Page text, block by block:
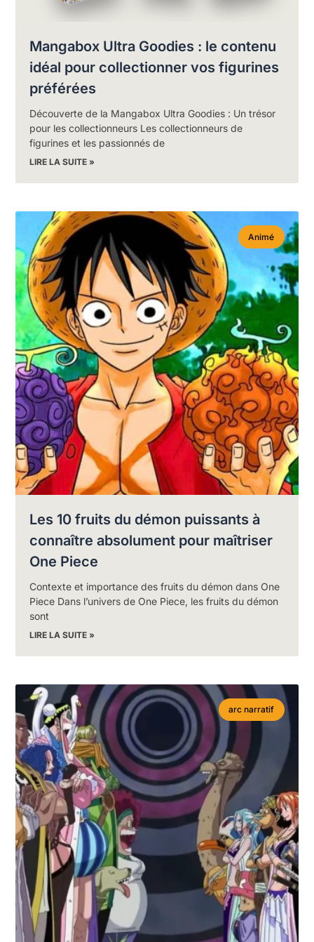
Mangabox Ultra Goodies : le contenu
idéal pour collectionner vos figurines
préférées
Découverte de la Mangabox Ultra Goodies : Un trésor
pour les collectionneurs Les collectionneurs de
figurines et les passionnés de
LIRE LA SUITE »
Animé
Les 10 fruits du démon puissants à
connaître absolument pour maîtriser
One Piece
Contexte et importance des fruits du démon dans One
Piece Dans l’univers de One Piece, les fruits du démon
sont
LIRE LA SUITE »
arc narratif